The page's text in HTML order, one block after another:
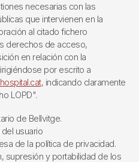
necesarias con las
que intervienen en la
al citado fichero
derechos de acceso,
en relación con la
por escrito a
, indicando claramente
LOPD".
de Bellvitge.
usuario
de la política de privacidad.
supresión y portabilidad de los